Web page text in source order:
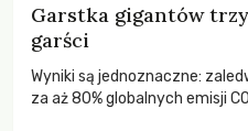
Garstka gigantów
garści
Wyniki są jednoznaczne:
za aż 80% globalnych emisji